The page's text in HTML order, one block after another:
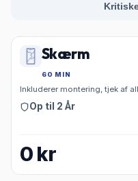
Skærm
60 MIN
Inkluderer montering, tjek af
Op til 2 År
0 kr